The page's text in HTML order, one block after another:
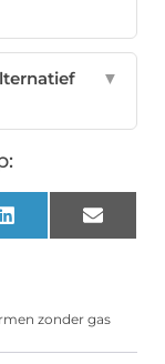
▼
LinkedIn Email
zonder gas